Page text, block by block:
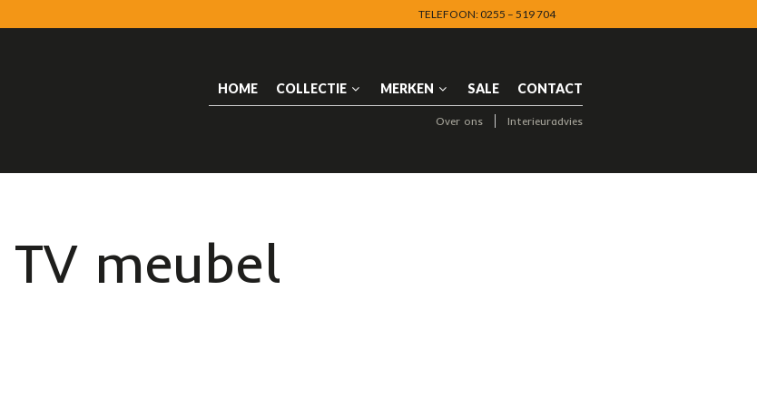
TELEFOON: 0255 – 519 704
HOME COLLECTIE MERKEN SALE CONTACT
Over ons Interieuradvies
TV meubel
NAVIGATION